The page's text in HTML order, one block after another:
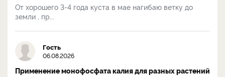
От хорошего 3-4 года куста в мае нагибаю ветку до
земли , пр...
Гость
06.08.2026
Применение монофосфата калия для разных растений